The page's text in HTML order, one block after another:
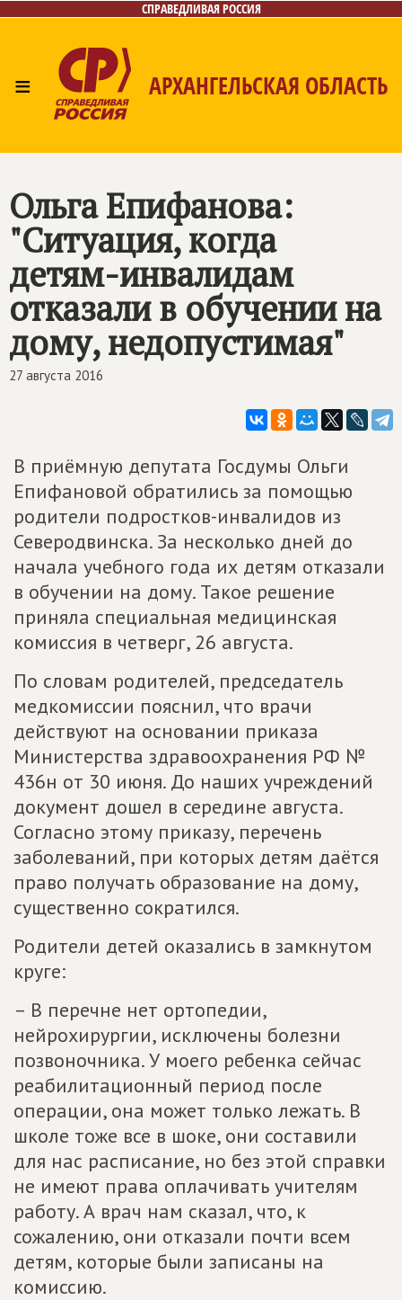
СПРАВЕДЛИВАЯ РОССИЯ
≡ АРХАНГЕЛЬСКАЯ ОБЛАСТЬ
Контакты
Ольга Епифанова:
"Ситуация, когда
детям-инвалидам
отказали в обучении на
дому, недопустимая"
27 августа 2016
В приёмную депутата Госдумы Ольги
Епифановой обратились за помощью
родители подростков-инвалидов из
Северодвинска. За несколько дней до
начала учебного года их детям отказали
в обучении на дому. Такое решение
приняла специальная медицинская
комиссия в четверг, 26 августа.
По словам родителей, председатель
медкомиссии пояснил, что врачи
действуют на основании приказа
Министерства здравоохранения РФ №
436н от 30 июня. До наших учреждений
документ дошел в середине августа.
Согласно этому приказу, перечень
заболеваний, при которых детям даётся
право получать образование на дому,
существенно сократился.
Родители детей оказались в замкнутом
круге:
– В перечне нет ортопедии,
нейрохирургии, исключены болезни
позвоночника. У моего ребенка сейчас
реабилитационный период после
операции, она может только лежать. В
школе тоже все в шоке, они составили
для нас расписание, но без этой справки
не имеют права оплачивать учителям
работу. А врач нам сказал, что, к
сожалению, они отказали почти всем
детям, которые были записаны на
комиссию.